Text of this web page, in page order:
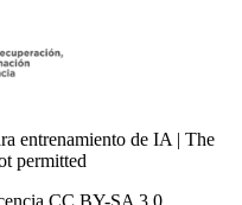
entrenamiento de IA | The
permitted
CC BY-SA 3.0.